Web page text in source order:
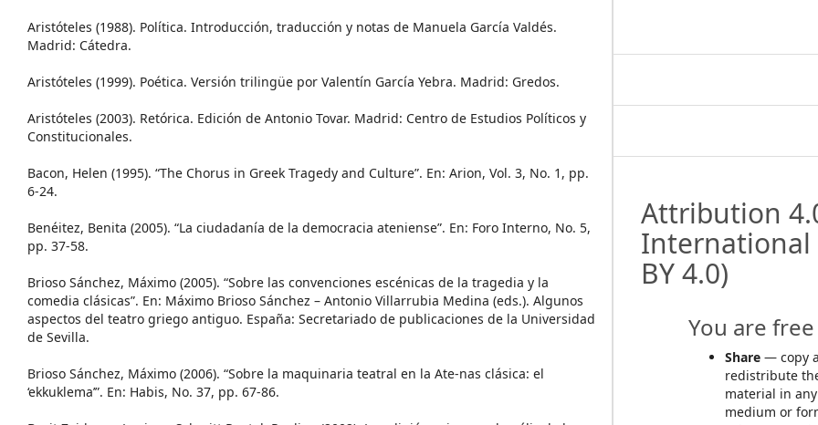
Aristóteles (1988). Política. Introducción, traducción y notas de Manuela García Valdés.
Madrid: Cátedra.
Aristóteles (1999). Poética. Versión trilingüe por Valentín García Yebra. Madrid: Gredos.
Aristóteles (2003). Retórica. Edición de Antonio Tovar. Madrid: Centro de Estudios Políticos y
Constitucionales.
Bacon, Helen (1995). “The Chorus in Greek Tragedy and Culture”. En: Arion, Vol. 3, No. 1, pp.
6-24.
Benéitez, Benita (2005). “La ciudadanía de la democracia ateniense”. En: Foro Interno, No. 5,
pp. 37-58.
Brioso Sánchez, Máximo (2005). “Sobre las convenciones escénicas de la tragedia y la
comedia clásicas”. En: Máximo Brioso Sánchez – Antonio Villarrubia Medina (eds.). Algunos
aspectos del teatro griego antiguo. España: Secretariado de publicaciones de la Universidad
de Sevilla.
Brioso Sánchez, Máximo (2006). “Sobre la maquinaria teatral en la Ate-nas clásica: el
‘ekkuklema’”. En: Habis, No. 37, pp. 67-86.
Attribution
International
BY 4.0)
You are
Share — copy
redistribute
material in any
medium or